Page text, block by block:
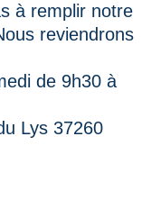
à remplir notre
reviendrons
de 9h30 à
Lys 37260